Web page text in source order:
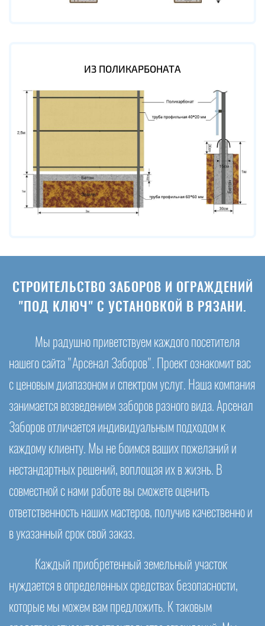
ИЗ ПОЛИКАРБОНАТА
СТРОИТЕЛЬСТВО ЗАБОРОВ И ОГРАЖДЕНИЙ
"ПОД КЛЮЧ" С УСТАНОВКОЙ В РЯЗАНИ.
Мы радушно приветствуем каждого посетителя
нашего сайта "Арсенал Заборов". Проект ознакомит вас
с ценовым диапазоном и спектром услуг. Наша компания
занимается возведением заборов разного вида. Арсенал
Заборов отличается индивидуальным подходом к
каждому клиенту. Мы не боимся ваших пожеланий и
нестандартных решений, воплощая их в жизнь. В
совместной с нами работе вы сможете оценить
ответственность наших мастеров, получив качественно и
в указанный срок свой заказ.
Каждый приобретенный земельный участок
нуждается в определенных средствах безопасности,
которые мы можем вам предложить. К таковым